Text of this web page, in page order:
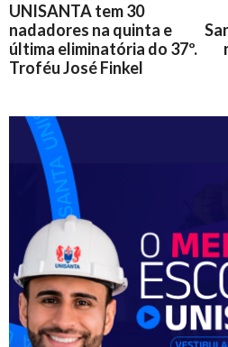
UNISANTA tem 30
nadadores na quinta e
última eliminatória do 37º.
Troféu José Finkel